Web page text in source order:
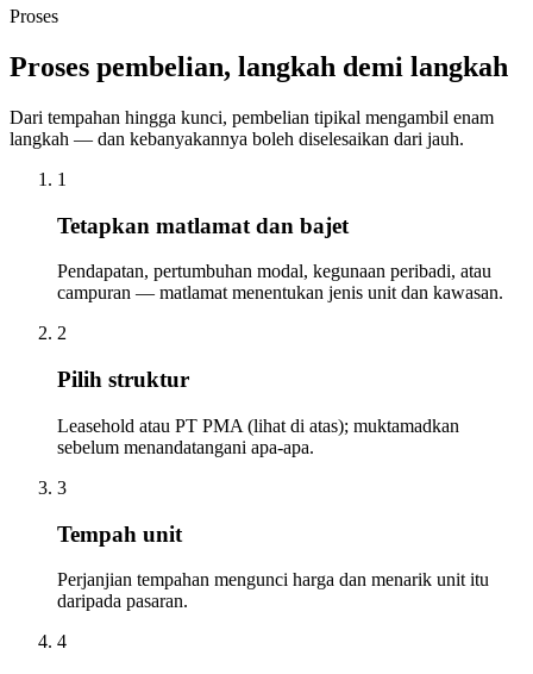
Proses
Proses pembelian, langkah demi langkah
Dari tempahan hingga kunci, pembelian tipikal mengambil enam
langkah — dan kebanyakannya boleh diselesaikan dari jauh.
1
Tetapkan matlamat dan bajet
Pendapatan, pertumbuhan modal, kegunaan peribadi, atau
campuran — matlamat menentukan jenis unit dan kawasan.
2
Pilih struktur
Leasehold atau PT PMA (lihat di atas); muktamadkan
sebelum menandatangani apa-apa.
3
Tempah unit
Perjanjian tempahan mengunci harga dan menarik unit itu
daripada pasaran.
4